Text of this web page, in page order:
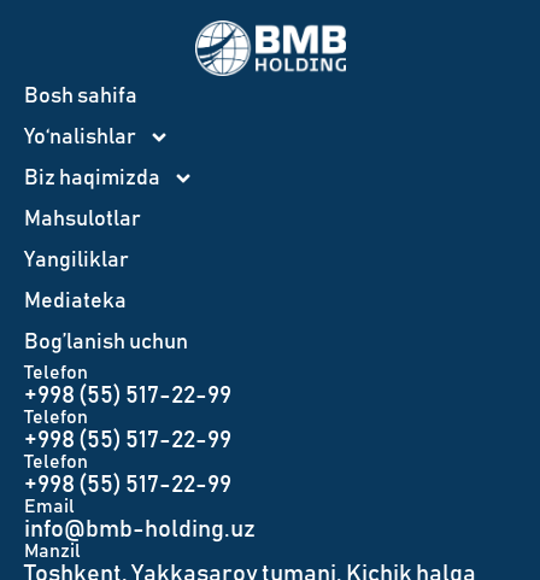
Bosh sahifa
Yo‘nalishlar
Biz haqimizda
Mahsulotlar
Yangiliklar
Mediateka
Bog’lanish uchun
Telefon
+998 (55) 517-22-99
Telefon
+998 (55) 517-22-99
Telefon
+998 (55) 517-22-99
Email
info@bmb-holding.uz​
Manzil
Toshkent, Yakkasaroy tumani, Kichik halqa